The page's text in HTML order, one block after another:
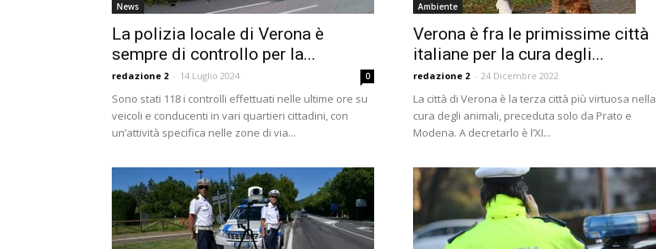
News
La polizia locale di Verona è
sempre di controllo per la...
redazione 2 - 14 Luglio 2024 0
Sono stati 118 i controlli effettuati nelle ultime ore su
veicoli e conducenti in vari quartieri cittadini, con
un’attività specifica nelle zone di via...
Ambiente
Verona è fra le primissime città
italiane per la cura degli...
redazione 2 - 24 Dicembre 2022
La città di Verona è la terza città più virtuosa nella
cura degli animali, preceduta solo da Prato e
Modena. A decretarlo è l’XI...